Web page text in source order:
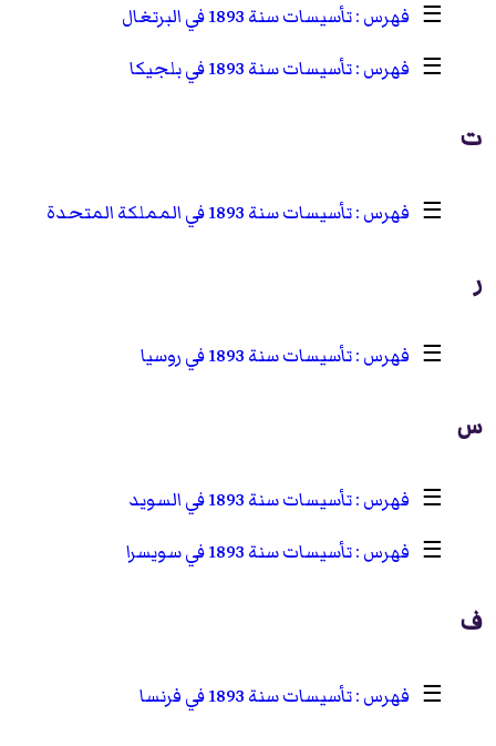
☰
تأسيسات سنة 1893 في البرتغال
☰
تأسيسات سنة 1893 في بلجيكا
ت
☰ تأسيسات سنة 1893 في المملكة المتحدة
ر
☰ تأسيسات سنة 1893 في روسيا
س
☰
تأسيسات سنة 1893 في السويد
☰
تأسيسات سنة 1893 في سويسرا
ف
☰ تأسيسات سنة 1893 في فرنسا